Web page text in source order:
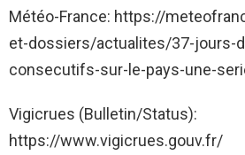
Météo-France: https://
et-dossiers/actualites/37-jours-
consecutifs-sur-le-pays-une-
Vigicrues (Bulletin/Status):
https://www.vigicrues.gouv.fr/